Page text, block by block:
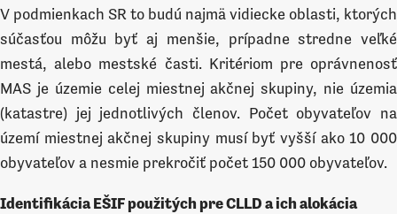
V podmienkach SR to budú najmä vidiecke oblasti, ktorých
súčasťou môžu byť aj menšie, prípadne stredne veľké
mestá, alebo mestské časti. Kritériom pre oprávnenosť
MAS je územie celej miestnej akčnej skupiny, nie územia
(katastre) jej jednotlivých členov. Počet obyvateľov na
území miestnej akčnej skupiny musí byť vyšší ako 10 000
obyvateľov a nesmie prekročiť počet 150 000 obyvateľov.
Identifikácia EŠIF použitých pre CLLD a ich alokácia